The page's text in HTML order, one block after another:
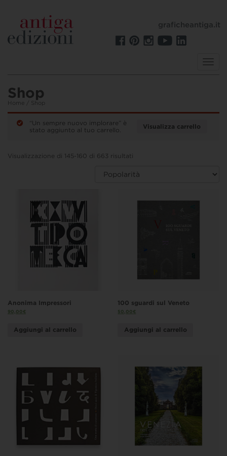
graficheantiga.it
Shop
Home / Shop
Visualizza carrello
“Un sempre nuovo implorare” è
stato aggiunto al tuo carrello.
Visualizzazione di 145-160 di 663 risultati
Anonima Impressori
90,00€
Aggiungi al carrello
100 sguardi sul Veneto
50,00€
Aggiungi al carrello